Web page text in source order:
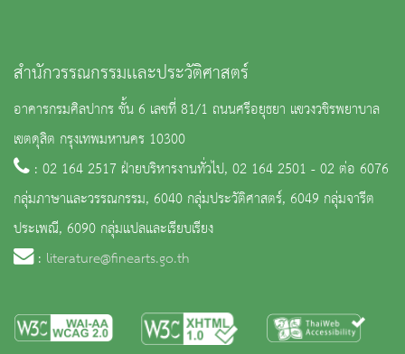
สำนักวรรณกรรมเเละประวัติศาสตร์
อาคารกรมศิลปากร ชั้น 6 เลขที่ 81/1 ถนนศรีอยุธยา แขวงวชิรพยาบาล
เขตดุสิต กรุงเทพมหานคร 10300
: 02 164 2517 ฝ่ายบริหารงานทั่วไป, 02 164 2501 - 02 ต่อ 6076
กลุ่มภาษาและวรรณกรรม, 6040 กลุ่มประวัติศาสตร์, 6049 กลุ่มจารีต
ประเพณี, 6090 กลุ่มแปลและเรียบเรียง
: literature@finearts.go.th